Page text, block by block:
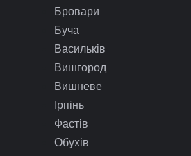
Бровари
Буча
Васильків
Вишгород
Вишневе
Ірпінь
Фастів
Обухів